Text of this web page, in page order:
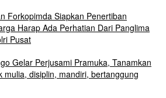
Forkopimda Siapkan Penertiban
Harap Ada Perhatian Dari Panglima
Pusat
Gelar Perjusami Pramuka, Tanamkan
mulia, disiplin, mandiri, bertanggung